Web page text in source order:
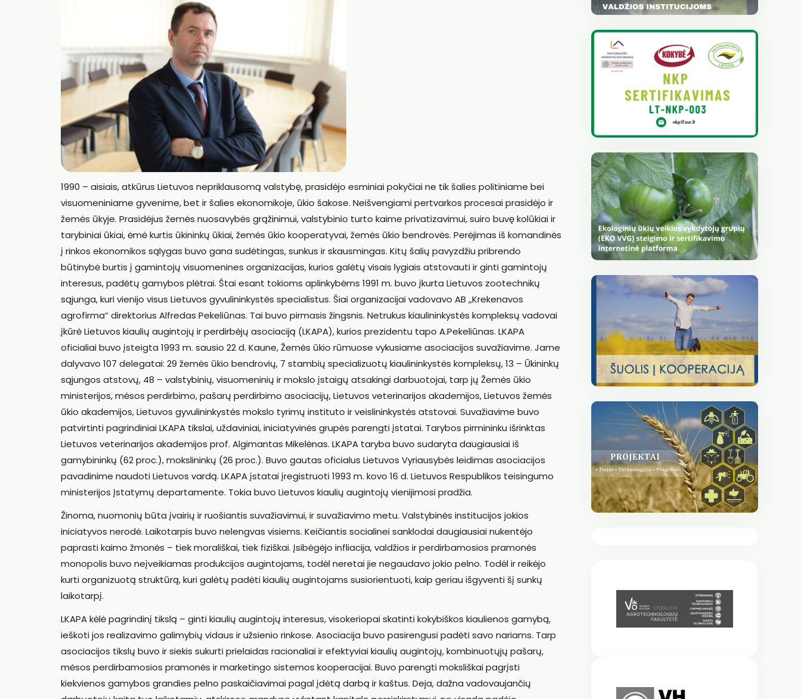
1990 – aisiais, atkūrus Lietuvos nepriklausomą valstybę, prasidėjo esminiai pokyčiai ne tik šalies politiniame bei
visuomeniniame gyvenime, bet ir šalies ekonomikoje, ūkio šakose. Neišvengiami pertvarkos procesai prasidėjo ir
žemės ūkyje. Prasidėjus žemės nuosavybės grąžinimui, valstybinio turto kaime privatizavimui, suiro buvę kolūkiai ir
tarybiniai ūkiai, ėmė kurtis ūkininkų ūkiai, žemės ūkio kooperatyvai, žemės ūkio bendrovės. Perėjimas iš komandinės
į rinkos ekonomikos sąlygas buvo gana sudėtingas, sunkus ir skausmingas. Kitų šalių pavyzdžiu pribrendo
būtinybė burtis į gamintojų visuomenines organizacijas, kurios galėtų visais lygiais atstovauti ir ginti gamintojų
interesus, padėtų gamybos plėtrai. Štai esant tokioms aplinkybėms 1991 m. buvo įkurta Lietuvos zootechnikų
sąjunga, kuri vienijo visus Lietuvos gyvulininkystės specialistus. Šiai organizacijai vadovavo AB ,,Krekenavos
agrofirma“ direktorius Alfredas Pekeliūnas. Tai buvo pirmasis žingsnis. Netrukus kiaulininkystės kompleksų vadovai
įkūrė Lietuvos kiaulių augintojų ir perdirbėjų asociaciją (LKAPA), kurios prezidentu tapo A.Pekeliūnas. LKAPA
oficialiai buvo įsteigta 1993 m. sausio 22 d. Kaune, Žemės ūkio rūmuose vykusiame asociacijos suvažiavime. Jame
dalyvavo 107 delegatai: 29 žemės ūkio bendrovių, 7 stambių specializuotų kiaulininkystės kompleksų, 13 – Ūkininkų
sąjungos atstovų, 48 – valstybinių, visuomeninių ir mokslo įstaigų atsakingi darbuotojai, tarp jų Žemės ūkio
ministerijos, mėsos perdirbimo, pašarų perdirbimo asociacijų, Lietuvos veterinarijos akademijos, Lietuvos žemės
ūkio akademijos, Lietuvos gyvulininkystės mokslo tyrimų instituto ir veislininkystės atstovai. Suvažiavime buvo
patvirtinti pagrindiniai LKAPA tikslai, uždaviniai, iniciatyvinės grupės parengti įstatai. Tarybos pirmininku išrinktas
Lietuvos veterinarijos akademijos prof. Algimantas Mikelėnas. LKAPA taryba buvo sudaryta daugiausiai iš
gamybininkų (62 proc.), mokslininkų (26 proc.). Buvo gautas oficialus Lietuvos Vyriausybės leidimas asociacijos
pavadinime naudoti Lietuvos vardą. LKAPA įstatai įregistruoti 1993 m. kovo 16 d. Lietuvos Respublikos teisingumo
ministerijos Įstatymų departamente. Tokia buvo Lietuvos kiaulių augintojų vienijimosi pradžia.
Žinoma, nuomonių būta įvairių ir ruošiantis suvažiavimui, ir suvažiavimo metu. Valstybinės institucijos jokios
iniciatyvos nerodė. Laikotarpis buvo nelengvas visiems. Keičiantis socialinei sanklodai daugiausiai nukentėjo
paprasti kaimo žmonės – tiek morališkai, tiek fiziškai. Įsibėgėjo infliacija, valdžios ir perdirbamosios pramonės
monopolis buvo neįveikiamas produkcijos augintojams, todėl neretai jie negaudavo jokio pelno. Todėl ir reikėjo
kurti organizuotą struktūrą, kuri galėtų padėti kiaulių augintojams susiorientuoti, kaip geriau išgyventi šį sunkų
laikotarpį.
LKAPA kėlė pagrindinį tikslą – ginti kiaulių augintojų interesus, visokeriopai skatinti kokybiškos kiaulienos gamybą,
ieškoti jos realizavimo galimybių vidaus ir užsienio rinkose. Asociacija buvo pasirengusi padėti savo nariams. Tarp
asociacijos tikslų buvo ir siekis sukurti prielaidas racionaliai ir efektyviai kiaulių augintojų, kombinuotųjų pašarų,
mėsos perdirbamosios pramonės ir marketingo sistemos kooperacijai. Buvo parengti moksliškai pagrįsti
kiekvienos gamybos grandies pelno paskaičiavimai pagal įdėtą darbą ir kaštus. Deja, dažna vadovaujančių